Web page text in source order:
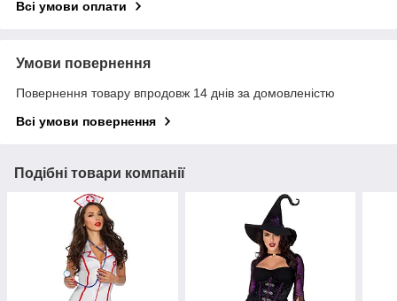
Всі умови оплати
Умови повернення
Повернення товару впродовж 14 днів за домовленістю
Всі умови повернення
Подібні товари компанії